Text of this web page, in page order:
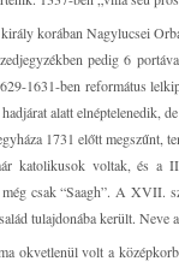
korában Nagylucsei
pedig 6
1631-ben református
alatt elnéptelenedik,
1731 előtt megszűnt,
katolikusok voltak, és a
csak “Saagh”. A XVII.
tulajdonába került. Neve
okvetlenül volt a